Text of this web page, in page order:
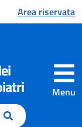
Area riservata
Menu